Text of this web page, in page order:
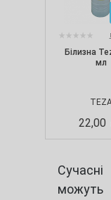
Білизна
мл
22,00